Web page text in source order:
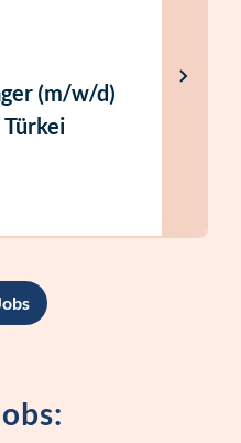
(m/w/d)